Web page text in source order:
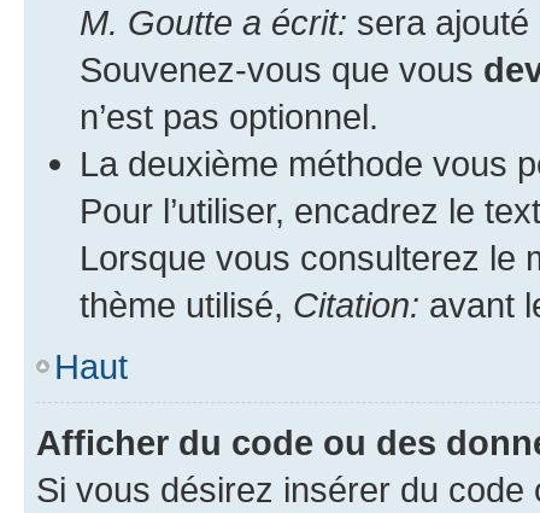
M. Goutte a écrit: sera
Souvenez-vous que vous
n’est pas optionnel.
La deuxième méthode vous
Pour l’utiliser, encadrez le
Lorsque vous consulterez le
thème utilisé, Citation: avant
Haut
Afficher du code ou des
Si vous désirez insérer du